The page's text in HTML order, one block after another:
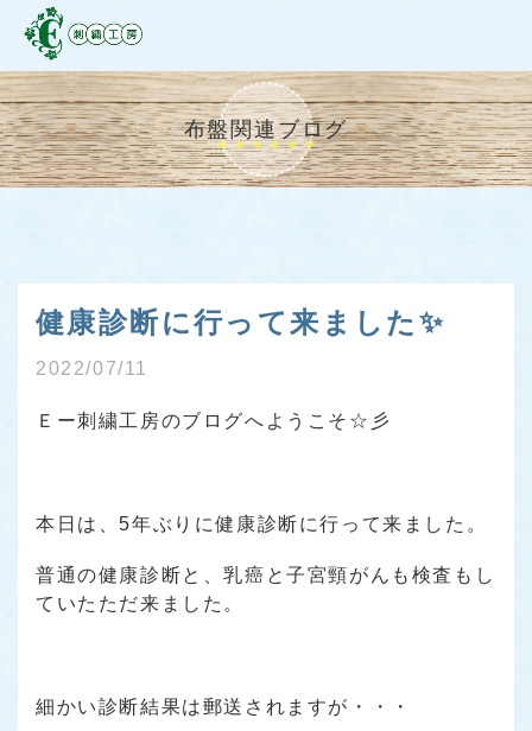
布盤関連ブログ
健康診断に行って来ました✨
2022/07/11
Ｅー刺繍工房のブログへようこそ☆彡
本日は、5年ぶりに健康診断に行って来ました。
普通の健康診断と、乳癌と子宮頸がんも検査もし
ていたただ来ました。
細かい診断結果は郵送されますが・・・